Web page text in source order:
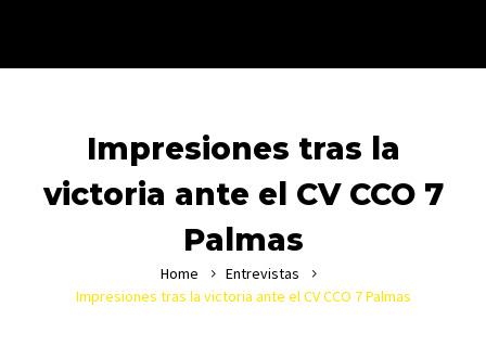
Impresiones tras la
victoria ante el CV CCO 7
Palmas
Home
Entrevistas
Impresiones tras la victoria ante el CV CCO 7 Palmas